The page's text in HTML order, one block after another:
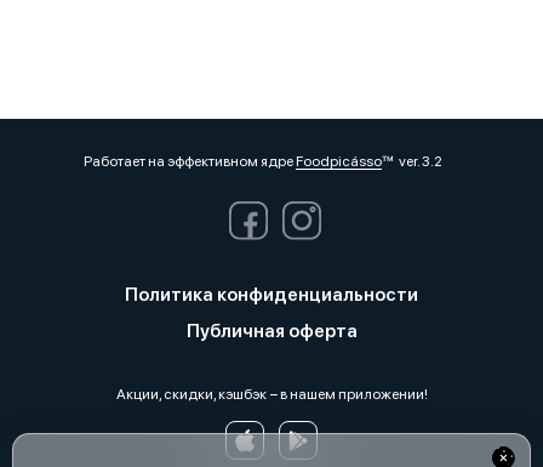
Работает на эффективном ядреFoodpicássover. 3.2
Политика конфиденциальности
Публичная оферта
Акции, скидки, кэшбэк − в нашем приложении!